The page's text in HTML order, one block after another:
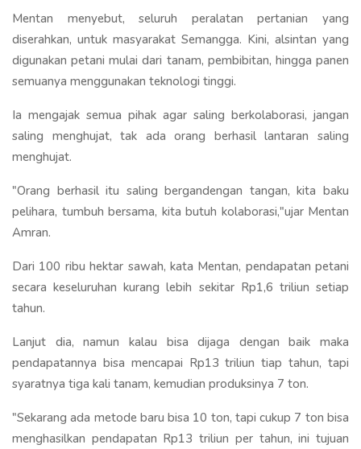
Mentan menyebut, seluruh peralatan pertanian yang
diserahkan, untuk masyarakat Semangga. Kini, alsintan yang
digunakan petani mulai dari tanam, pembibitan, hingga panen
semuanya menggunakan teknologi tinggi.
Ia mengajak semua pihak agar saling berkolaborasi, jangan
saling menghujat, tak ada orang berhasil lantaran saling
menghujat.
"Orang berhasil itu saling bergandengan tangan, kita baku
pelihara, tumbuh bersama, kita butuh kolaborasi,"ujar Mentan
Amran.
Dari 100 ribu hektar sawah, kata Mentan, pendapatan petani
secara keseluruhan kurang lebih sekitar Rp1,6 triliun setiap
tahun.
Lanjut dia, namun kalau bisa dijaga dengan baik maka
pendapatannya bisa mencapai Rp13 triliun tiap tahun, tapi
syaratnya tiga kali tanam, kemudian produksinya 7 ton.
"Sekarang ada metode baru bisa 10 ton, tapi cukup 7 ton bisa
menghasilkan pendapatan Rp13 triliun per tahun, ini tujuan